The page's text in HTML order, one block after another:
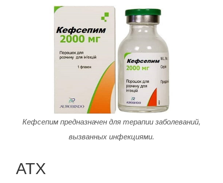
Кефсепим предназначен для терапии заболеваний,
вызванных инфекциями.
АТХ